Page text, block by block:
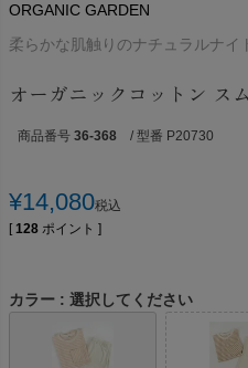
ORGANIC GARDEN
柔らかな肌触りのナチュラルナイ
オーガニックコットン ス
商品番号 36-368 / 型番 P20730
¥14,080税込
[ 128 ポイント ]
カラー 選択してください